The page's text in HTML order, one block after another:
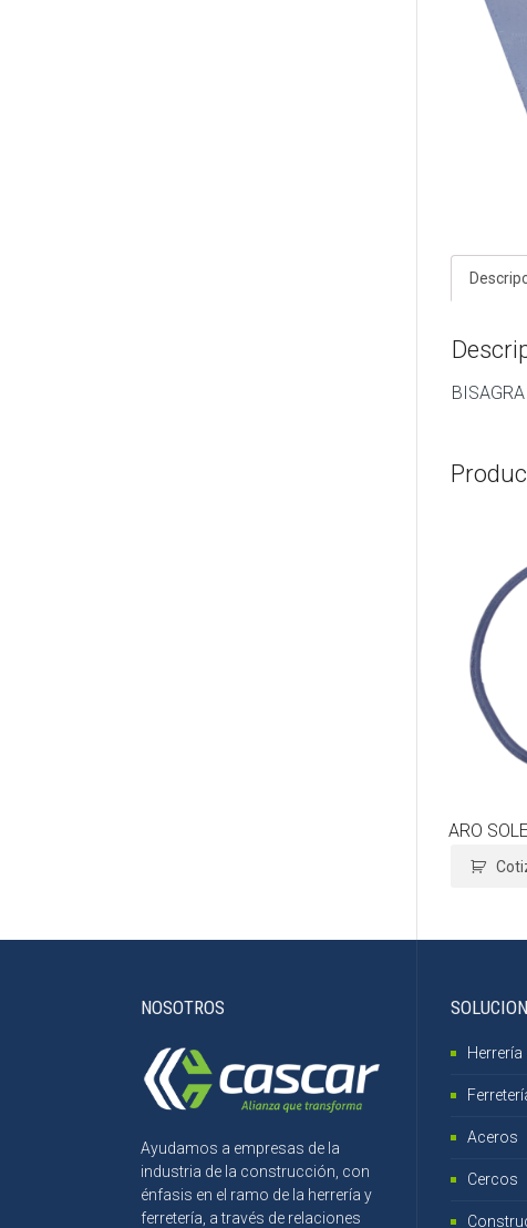
ARO
NOSOTROS
Ayudamos a empresas de la
industria de la construcción, con
énfasis en el ramo de la herrería y
ferretería, a través de relaciones
Herrería
Aceros
Cercos